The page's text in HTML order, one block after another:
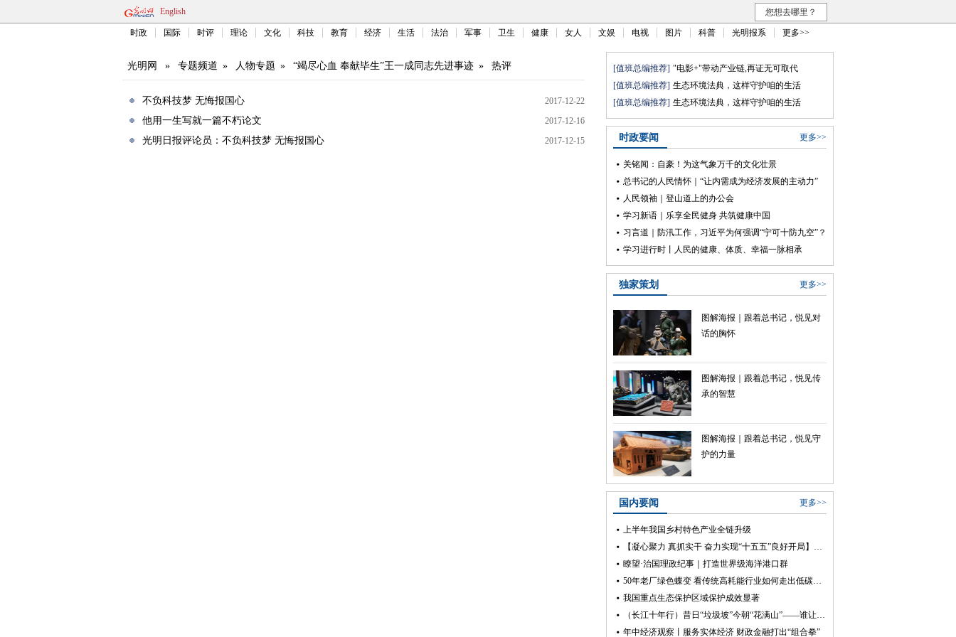
English 您想去哪里？
时政 国际 时评 理论 文化 科技 教育 经济 生活 法治 军事 卫生 健康 女人 文娱 电视 图片 科普 光明报系 更多>>
光明网 » 专题频道 » 人物专题 » “竭尽心血 奉献毕生”王一成同志先进事迹 » 热评
不负科技梦 无悔报国心 2017-12-22
他用一生写就一篇不朽论文 2017-12-16
光明日报评论员：不负科技梦 无悔报国心 2017-12-15